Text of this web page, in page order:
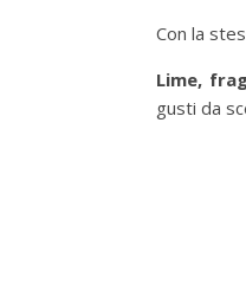
Con la
Lime,
gusti da